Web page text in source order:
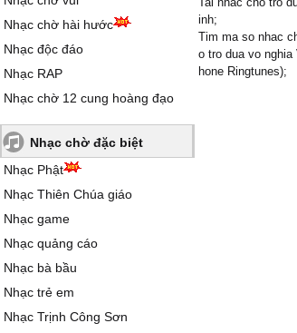
Nhạc chờ hài hước
Nhạc độc đáo
Nhạc RAP
Nhạc chờ 12 cung hoàng đạo
Nhạc chờ đặc biệt
Nhạc Phật
Nhạc Thiên Chúa giáo
Nhạc game
Nhạc quảng cáo
Nhạc bà bầu
Nhạc trẻ em
Nhạc Trịnh Công Sơn
inh;
Tim ma so nhac
o tro dua vo nghia
hone Ringtunes);